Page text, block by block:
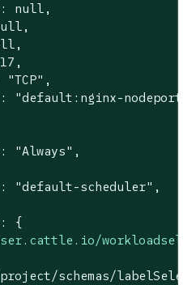
: null,
,
,
,
"TCP" ,
:
"default:nginx-nodeport"
: "Always" ,
: "default-scheduler" ,
: {
schemas/